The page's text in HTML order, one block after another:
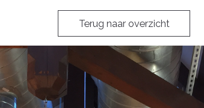
Terug naar overzicht